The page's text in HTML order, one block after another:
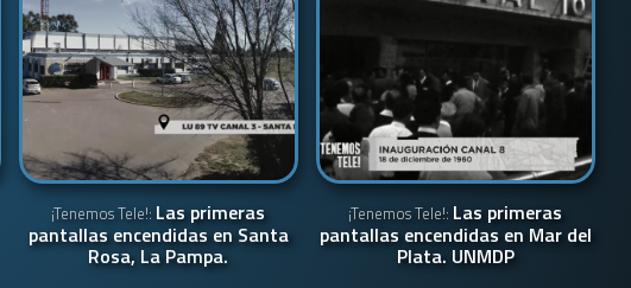
¡Tenemos Tele!: Las primeras
pantallas encendidas en Santa
Rosa, La Pampa.
¡Tenemos Tele!: Las primeras
pantallas encendidas en Mar del
Plata. UNMDP